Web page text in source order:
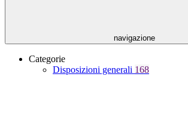
navigazione
Categorie
Disposizioni generali 168